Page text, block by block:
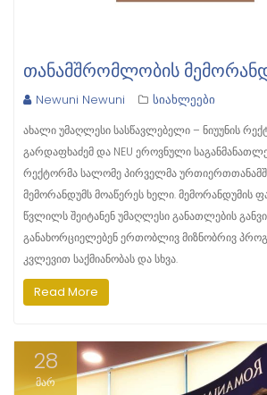
ᲗᲐᲜᲐᲛᲨᲠᲝᲛᲚᲝᲑᲘᲡ
Newuni Newuni სიახლეები
ახალი უმაღლესი სასწავლებელი – ნიუუნის
გარდაფხაძემ და NEU ეროვნული
რექტორმა სალომე პირველმა
მემორანდუმს მოაწერეს ხელი. მემორანდუმის
წვლილს შეიტანენ უმაღლესი განათლების
განახორციელებენ ერთობლივ მიზნობრივ
კვლევით საქმიანობას და სხვა.
Read More
28
მარ